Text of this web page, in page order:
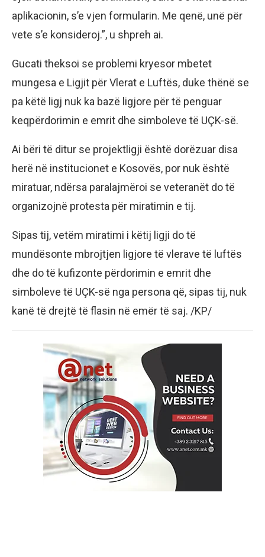
aplikacionin, s’e vjen formularin. Me qenë, unë për
vete s’e konsideroj.”, u shpreh ai.
Gucati theksoi se problemi kryesor mbetet
mungesa e Ligjit për Vlerat e Luftës, duke thënë se
pa këtë ligj nuk ka bazë ligjore për të penguar
keqpërdorimin e emrit dhe simboleve të UÇK-së.
Ai bëri të ditur se projektligji është dorëzuar disa
herë në institucionet e Kosovës, por nuk është
miratuar, ndërsa paralajmëroi se veteranët do të
organizojnë protesta për miratimin e tij.
Sipas tij, vetëm miratimi i këtij ligji do të
mundësonte mbrojtjen ligjore të vlerave të luftës
dhe do të kufizonte përdorimin e emrit dhe
simboleve të UÇK-së nga persona që, sipas tij, nuk
kanë të drejtë të flasin në emër të saj. /KP/